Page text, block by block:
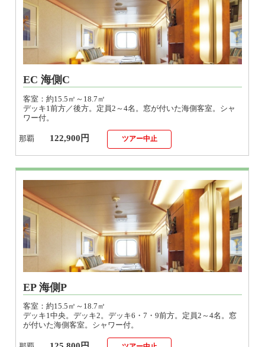
EC 海側C
客室：約15.5㎡～18.7㎡
デッキ1前方／後方。定員2～4名。窓が付いた海側客室。シャ
ワー付。
EP 海側P
客室：約15.5㎡～18.7㎡
デッキ1中央。デッキ2。デッキ6・7・9前方。定員2～4名。窓
が付いた海側客室。シャワー付。